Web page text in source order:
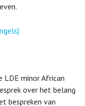
LDE minor African
over het belang
bespreken van